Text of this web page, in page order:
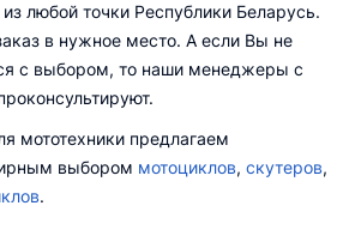
любой точки Республики Беларусь.
в нужное место. А если Вы не
с выбором, то наши менеджеры с
мототехники предлагаем
выбором мотоциклов, скутеров,
.